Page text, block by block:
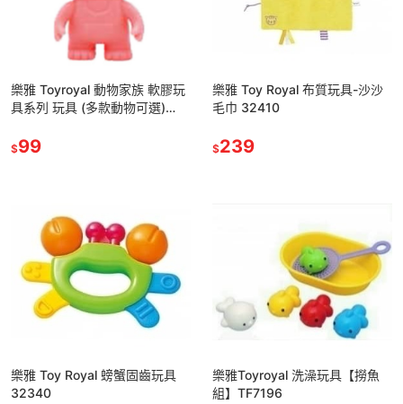
樂雅 Toyroyal 動物家族 軟膠玩
具系列 玩具 (多款動物可選)
$99
樂雅 Toy Royal 布質玩具-沙沙
毛巾 32410
$239
樂雅 Toy Royal 螃蟹固齒玩具
32340
樂雅Toyroyal 洗澡玩具【撈魚
組】TF7196